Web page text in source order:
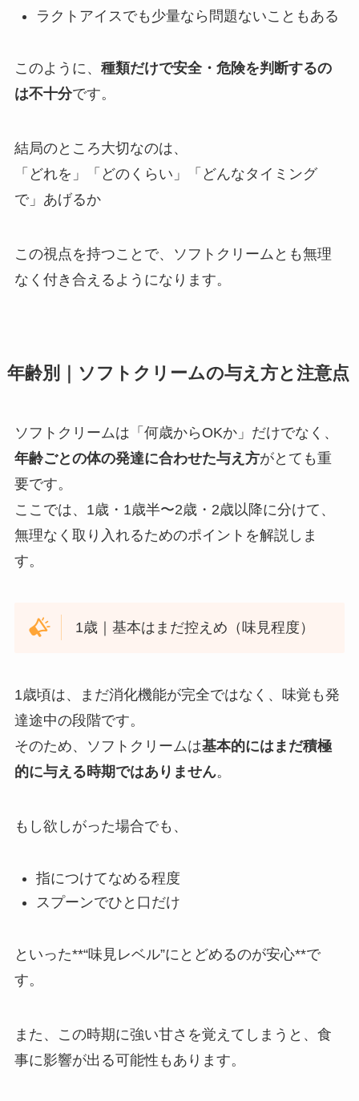
ラクトアイスでも少量なら問題ないこともある
このように、 種類だけで安全・危険を判断するの
は不十分です。
結局のところ大切なのは、
「どれを」「どのくらい」「どんなタイミング
で」あげるか
この視点を持つことで、ソフトクリームとも無理
なく付き合えるようになります。
年齢別｜ソフトクリームの与え方と注意点
ソフトクリームは「何歳からOKか」だけでなく、
年齢ごとの体の発達に合わせた与え方がとても重
要です。
ここでは、1歳・1歳半〜2歳・2歳以降に分けて、
無理なく取り入れるためのポイントを解説しま
す。
1歳｜基本はまだ控えめ（味見程度）
1歳頃は、まだ消化機能が完全ではなく、味覚も発
達途中の段階です。
そのため、ソフトクリームは基本的にはまだ積極
的に与える時期ではありません。
もし欲しがった場合でも、
指につけてなめる程度
スプーンでひと口だけ
といった**“味見レベル”にとどめるのが安心**で
す。
また、この時期に強い甘さを覚えてしまうと、食
事に影響が出る可能性もあります。